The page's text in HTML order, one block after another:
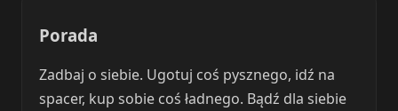
Porada
Zadbaj o siebie. Ugotuj coś pysznego, idź na
spacer, kup sobie coś ładnego. Bądź dla siebie